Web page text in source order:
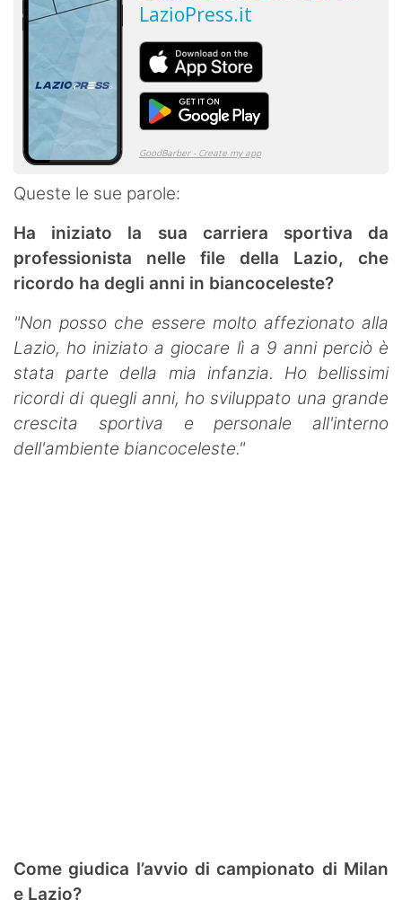
Queste le sue parole:
Ha iniziato la sua carriera sportiva da
professionista nelle file della Lazio, che
ricordo ha degli anni in biancoceleste?
"Non posso che essere molto affezionato alla
Lazio, ho iniziato a giocare lì a 9 anni perciò è
stata parte della mia infanzia. Ho bellissimi
ricordi di quegli anni, ho sviluppato una grande
crescita sportiva e personale all'interno
dell'ambiente biancoceleste."
Come giudica l’avvio di campionato di Milan
e Lazio?